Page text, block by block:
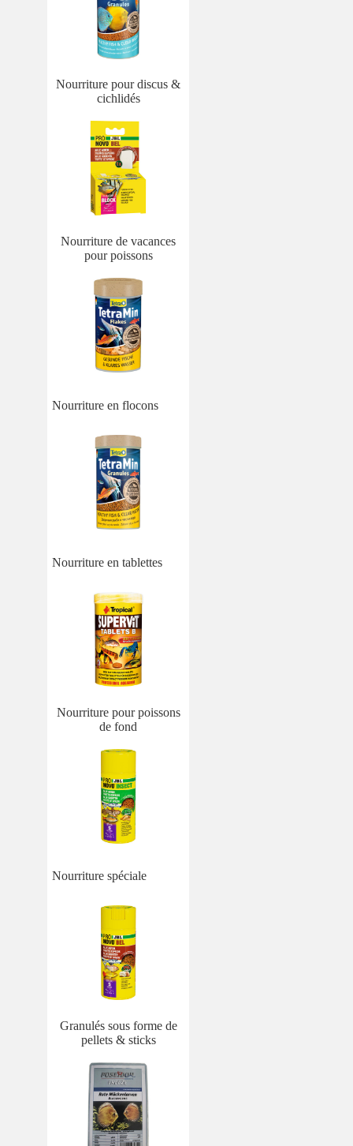
Nourriture pour discus &
cichlidés
Nourriture de vacances
pour poissons
Nourriture en flocons
Nourriture en tablettes
Nourriture pour poissons
de fond
Nourriture spéciale
Granulés sous forme de
pellets & sticks